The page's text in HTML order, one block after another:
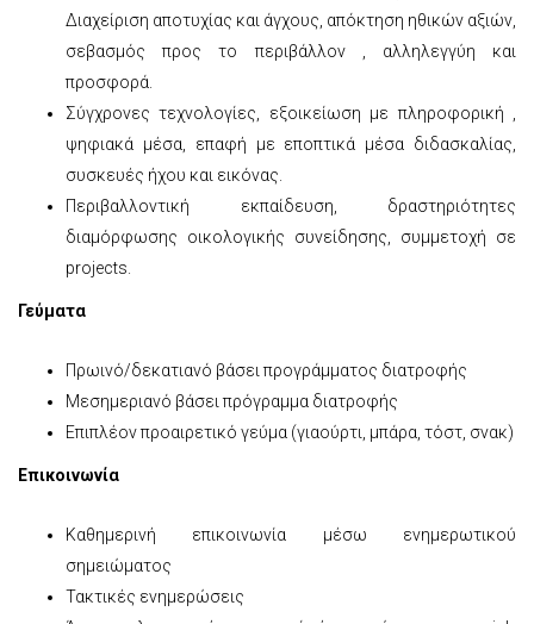
Διαχείριση αποτυχίας και άγχους, απόκτηση ηθικών αξιών,
σεβασμός προς το περιβάλλον , αλληλεγγύη και
προσφορά.
Σύγχρονες τεχνολογίες, εξοικείωση με πληροφορική ,
ψηφιακά μέσα, επαφή με εποπτικά μέσα διδασκαλίας,
συσκευές ήχου και εικόνας.
Περιβαλλοντική εκπαίδευση, δραστηριότητες
διαμόρφωσης οικολογικής συνείδησης, συμμετοχή σε
projects.
Γεύματα
Πρωινό/δεκατιανό βάσει προγράμματος διατροφής
Μεσημεριανό βάσει πρόγραμμα διατροφής
Επιπλέον προαιρετικό γεύμα (γιαούρτι, μπάρα, τόστ, σνακ)
Επικοινωνία
Καθημερινή επικοινωνία μέσω ενημερωτικού
σημειώματος
Τακτικές ενημερώσεις